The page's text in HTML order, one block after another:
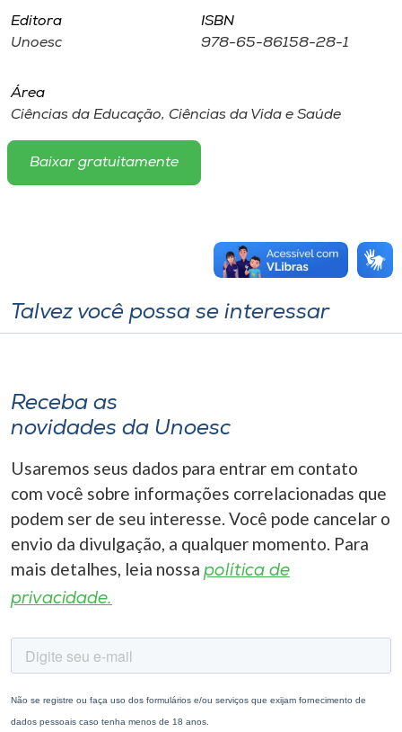
Editora
Unoesc
ISBN
978-65-86158-28-1
Área
Ciências da Educação, Ciências da Vida e Saúde
Baixar gratuitamente
Talvez você possa se interessar
Receba as
novidades da Unoesc
Usaremos seus dados para entrar em contato
com você sobre informações correlacionadas que
podem ser de seu interesse. Você pode cancelar o
envio da divulgação, a qualquer momento. Para
mais detalhes, leia nossa política de
privacidade.